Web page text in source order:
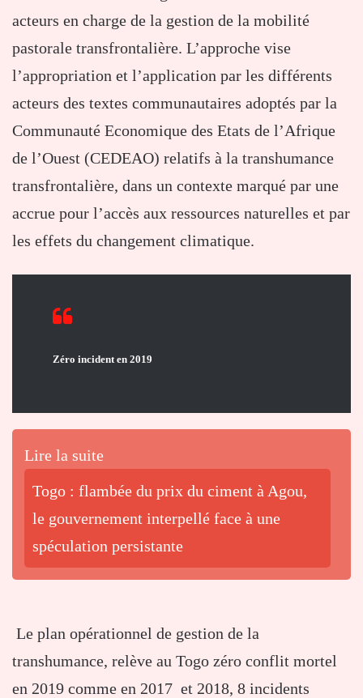
acteurs en charge de la gestion de la mobilité
pastorale transfrontalière. L’approche vise
l’appropriation et l’application par les différents
acteurs des textes communautaires adoptés par la
Communauté Economique des Etats de l’Afrique
de l’Ouest (CEDEAO) relatifs à la transhumance
transfrontalière, dans un contexte marqué par une
accrue pour l’accès aux ressources naturelles et par
les effets du changement climatique.
Zéro incident en 2019
Lire la suite
Togo : flambée du prix du ciment à Agou,
le gouvernement interpellé face à une
spéculation persistante
Le plan opérationnel de gestion de la
transhumance, relève au Togo zéro conflit mortel
en 2019 comme en 2017 et 2018, 8 incidents